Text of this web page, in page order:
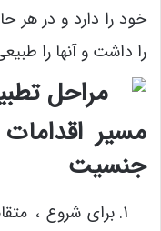
خود را دارد و در هر
را داشت و آنها را
مسیر
جنسیت
برای شروع ،